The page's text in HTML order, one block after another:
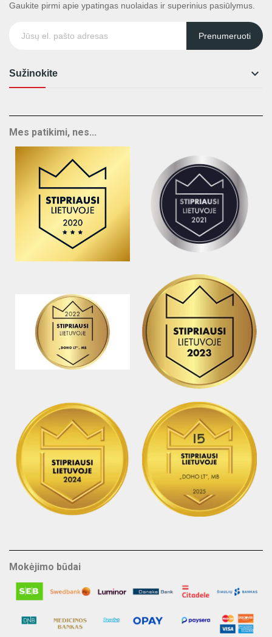
Gaukite pirmi apie ypatingas nuolaidas ir superinius pasiūlymus.
Prenumeruoti
Sužinokite 
Mes patikimi, nes...
Mokėjimo būdai